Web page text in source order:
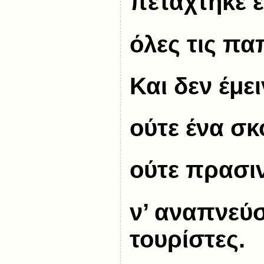
όλες τις
Και δεν
ούτε ένα
ούτε
ν’
τουρίστες.